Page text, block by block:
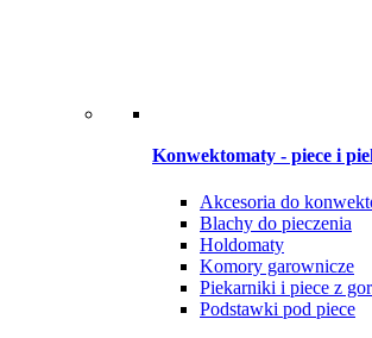
Konwektomaty - piece i
Akcesoria do
Blachy do pieczenia
Holdomaty
Komory garownicze
Piekarniki i piece z
Podstawki pod piece